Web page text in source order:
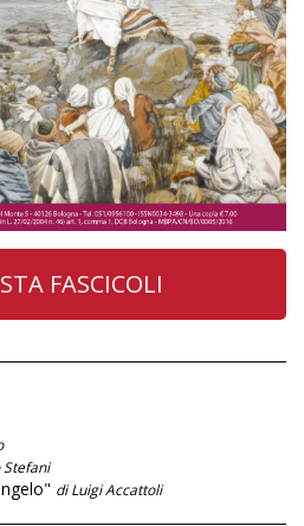
FASCICOLI
Stefani
di Luigi Accattoli